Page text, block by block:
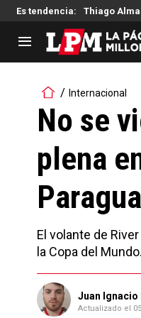
Es tendencia: Thiago
LIGA PROFESIONAL
Noticias
Tabla de
Fixture
Reserva
Internacional
No se
plena
El volante de
la Copa del Mundo.
Juan Ignacio
Actualizado el